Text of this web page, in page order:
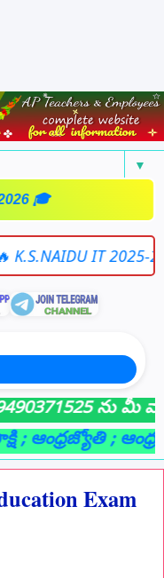
▼
🎓
IT 2025-26
ను మీ
;
Exam